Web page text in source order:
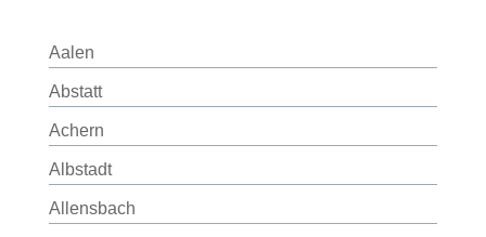
Aalen
Abstatt
Achern
Albstadt
Allensbach